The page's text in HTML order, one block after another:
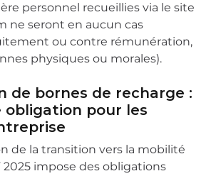
personnel recueillies via le site
ne seront en aucun cas
ou contre rémunération,
physiques ou morales).
de bornes de recharge :
obligation pour les
de la transition vers la mobilité
2025 impose des obligations